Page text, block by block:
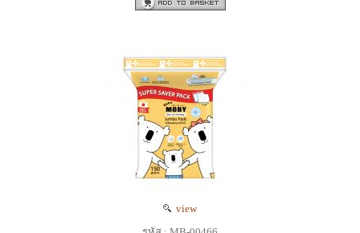
view